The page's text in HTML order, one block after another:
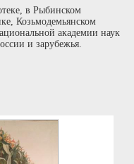
в Рыбинском
Козьмодемьянском
академии наук
и зарубежья.